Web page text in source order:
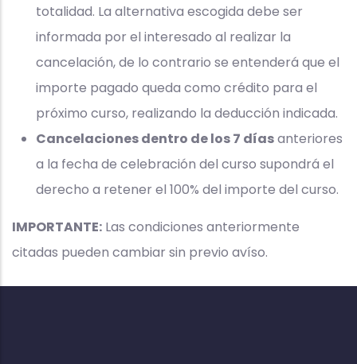
totalidad. La alternativa escogida debe ser
informada por el interesado al realizar la
cancelación, de lo contrario se entenderá que el
importe pagado queda como crédito para el
próximo curso, realizando la deducción indicada.
Cancelaciones dentro de los 7 díasanteriores
a la fecha de celebración del curso supondrá el
derecho a retener el 100% del importe del curso.
IMPORTANTE: Las condiciones anteriormente
citadas pueden cambiar sin previo avíso.